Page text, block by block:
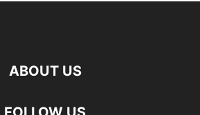
ABOUT US